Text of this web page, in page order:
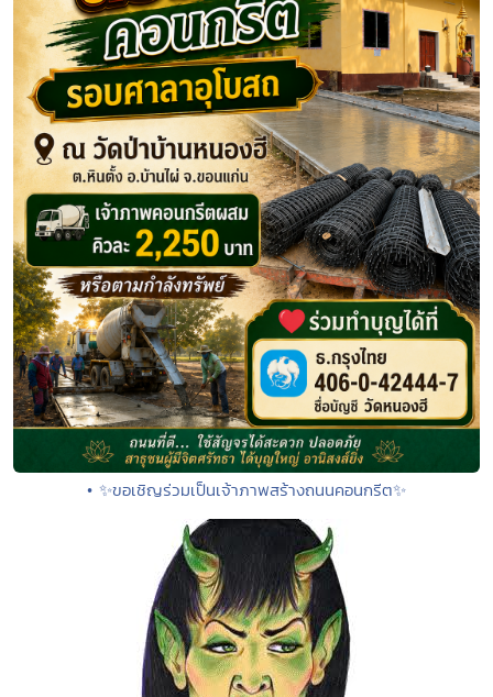
• ✨ขอเชิญร่วมเป็นเจ้าภาพสร้างถนนคอนกรีต✨